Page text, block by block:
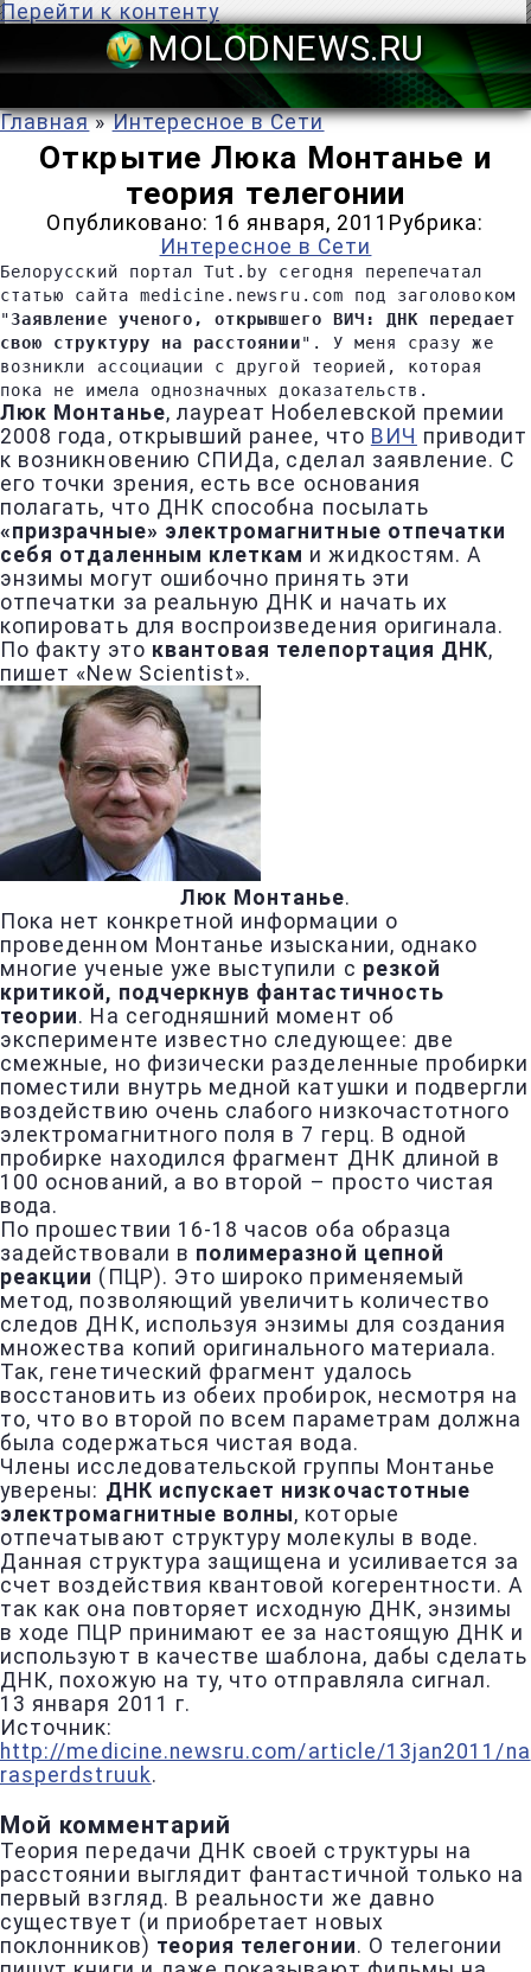
Перейти к контенту
Главная » Интересное в Сети
Открытие Люка Монтанье и
теория телегонии
Опубликовано: 16 января, 2011 Рубрика:
Интересное в Сети
Белорусский портал Tut.by сегодня перепечатал
статью сайта medicine.newsru.com под заголовоком
"Заявление ученого, открывшего ВИЧ: ДНК передает
свою структуру на расстоянии". У меня сразу же
возникли ассоциации с другой теорией, которая
пока не имела однозначных доказательств.
Люк Монтанье, лауреат Нобелевской премии
2008 года, открывший ранее, что ВИЧ приводит
к возникновению СПИДа, сделал заявление. С
его точки зрения, есть все основания
полагать, что ДНК способна посылать
«призрачные» электромагнитные отпечатки
себя отдаленным клеткам и жидкостям. А
энзимы могут ошибочно принять эти
отпечатки за реальную ДНК и начать их
копировать для воспроизведения оригинала.
По факту это квантовая телепортация ДНК,
пишет «New Scientist».
Люк Монтанье.
Пока нет конкретной информации о
проведенном Монтанье изыскании, однако
многие ученые уже выступили с резкой
критикой, подчеркнув фантастичность
теории. На сегодняшний момент об
эксперименте известно следующее: две
смежные, но физически разделенные пробирки
поместили внутрь медной катушки и подвергли
воздействию очень слабого низкочастотного
электромагнитного поля в 7 герц. В одной
пробирке находился фрагмент ДНК длиной в
100 оснований, а во второй – просто чистая
вода.
По прошествии 16-18 часов оба образца
задействовали в полимеразной цепной
реакции (ПЦР). Это широко применяемый
метод, позволяющий увеличить количество
следов ДНК, используя энзимы для создания
множества копий оригинального материала.
Так, генетический фрагмент удалось
восстановить из обеих пробирок, несмотря на
то, что во второй по всем параметрам должна
была содержаться чистая вода.
Члены исследовательской группы Монтанье
уверены: ДНК испускает низкочастотные
электромагнитные волны, которые
отпечатывают структуру молекулы в воде.
Данная структура защищена и усиливается за
счет воздействия квантовой когерентности. А
так как она повторяет исходную ДНК, энзимы
в ходе ПЦР принимают ее за настоящую ДНК и
используют в качестве шаблона, дабы сделать
ДНК, похожую на ту, что отправляла сигнал.
13 января 2011 г.
Источник:
http://medicine.newsru.com/article/13jan2011/na
rasperdstruuk.
Мой комментарий
Теория передачи ДНК своей структуры на
расстоянии выглядит фантастичной только на
первый взгляд. В реальности же давно
существует (и приобретает новых
поклонников) теория телегонии. О телегонии